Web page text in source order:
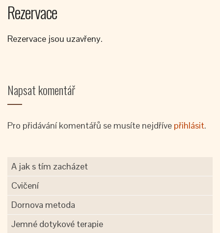
Rezervace
Rezervace jsou uzavřeny.
Napsat komentář
Pro přidávání komentářů se musíte nejdříve přihlásit.
A jak s tím zacházet
Cvičení
Dornova metoda
Jemné dotykové terapie